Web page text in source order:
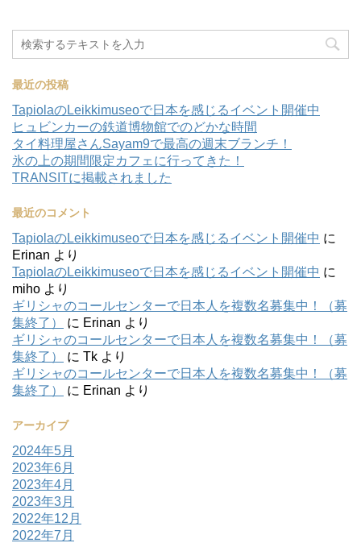
最近の投稿
TapiolaのLeikkimuseoで日本を感じるイベント開催中
ヒュビンカーの鉄道博物館でのどかな時間
タイ料理屋さんSayam9で最高の週末ブランチ！
氷の上の期間限定カフェに行ってきた！
TRANSITに掲載されました
最近のコメント
TapiolaのLeikkimuseoで日本を感じるイベント開催中 に
Erinan より
TapiolaのLeikkimuseoで日本を感じるイベント開催中 に
miho より
ギリシャのコールセンターで日本人を複数名募集中！（募
集終了）
に Erinan より
ギリシャのコールセンターで日本人を複数名募集中！（募
集終了）
に Tk より
ギリシャのコールセンターで日本人を複数名募集中！（募
集終了）
に Erinan より
アーカイブ
2024年5月
2023年6月
2023年4月
2023年3月
2022年12月
2022年7月